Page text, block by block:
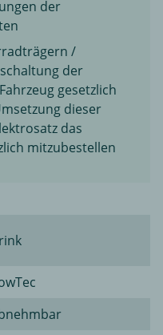
der
/
der
gesetzlich
dieser
das
mitzubestellen